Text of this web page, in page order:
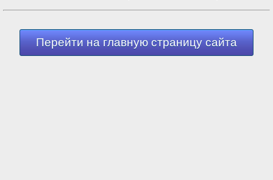
на Украине|Управление сознанием|Образование в
Перейти на главную страницу сайта